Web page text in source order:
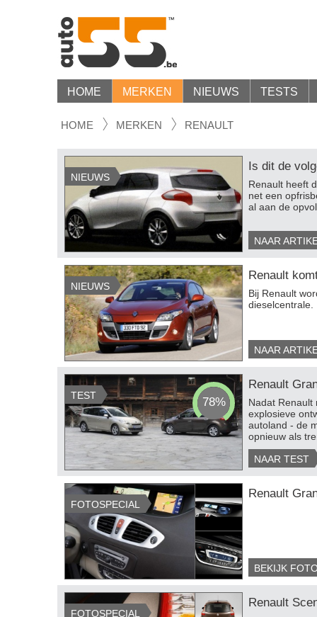
HOME MERKEN NIEUWS TESTS
HOME MERKEN RENAULT
Is dit de
Renault heeft
net een
al aan de
NAAR
NIEUWS
Renault
Bij Renault
dieselcentrale.
NAAR
NIEUWS
Renault
Nadat Renault
explosieve
autoland - de
opnieuw als
NAAR TEST
TEST 78%
Renault
BEKIJK
FOTOSPECIAL
Renault
FOTOSPECIAL